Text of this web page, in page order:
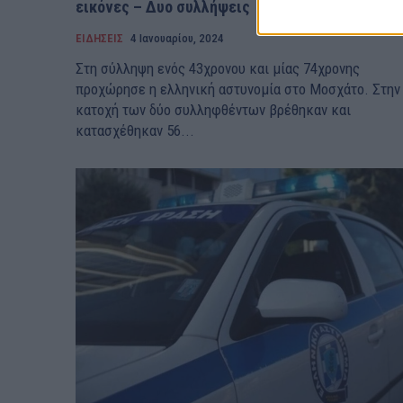
εικόνες – Δυο συλλήψεις
ΕΙΔΗΣΕΙΣ 4 Ιανουαρίου, 2024
Στη σύλληψη ενός 43χρονου και μίας 74χρονης
προχώρησε η ελληνική αστυνομία στο Μοσχάτο. Στην
κατοχή των δύο συλληφθέντων βρέθηκαν και
κατασχέθηκαν 56...